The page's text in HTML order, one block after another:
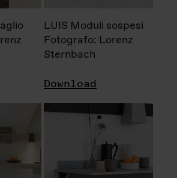
LUIS Moduli sospesi
Fotografo: Lorenz
Sternbach
Download